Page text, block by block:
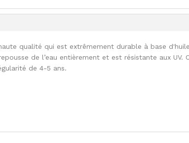
qualité qui est extrêmement durable à base
de l’eau entièrement et est résistante aux UV.
de 4-5 ans.